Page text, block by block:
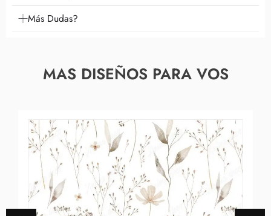
Más Dudas?
MAS DISEÑOS PARA VOS